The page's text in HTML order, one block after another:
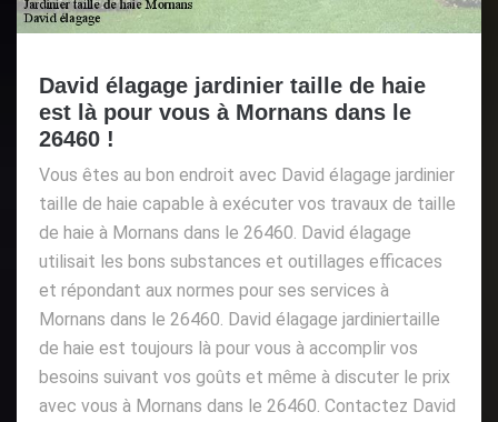
David élagage jardinier taille de haie
est là pour vous à Mornans dans le
26460 !
Vous êtes au bon endroit avec David élagage jardinier
taille de haie capable à exécuter vos travaux de taille
de haie à Mornans dans le 26460. David élagage
utilisait les bons substances et outillages efficaces
et répondant aux normes pour ses services à
Mornans dans le 26460. David élagage jardiniertaille
de haie est toujours là pour vous à accomplir vos
besoins suivant vos goûts et même à discuter le prix
avec vous à Mornans dans le 26460. Contactez David